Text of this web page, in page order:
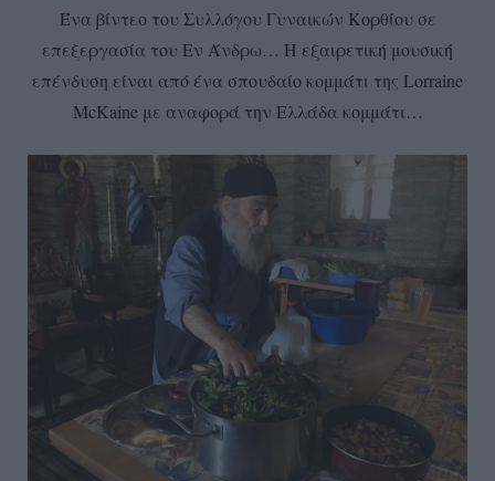
Ένα βίντεο του Συλλόγου Γυναικών Κορθίου σε
επεξεργασία του Εν Άνδρω… Η εξαιρετική μουσική
επένδυση είναι από ένα σπουδαίο κομμάτι της Lorraine
McKaine με αναφορά την Ελλάδα κομμάτι…